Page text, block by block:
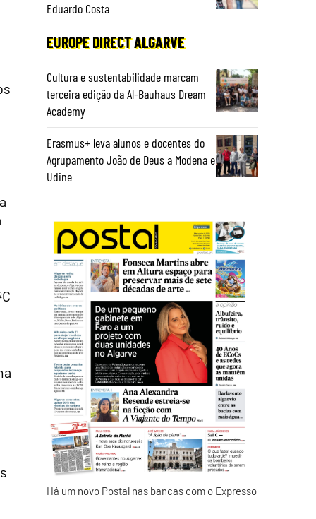
Eduardo Costa
EUROPE DIRECT ALGARVE
Cultura e sustentabilidade marcam
terceira edição da Al-Bauhaus Dream
Academy
Erasmus+ leva alunos e docentes do
Agrupamento João de Deus a Modena e
Udine
Há um novo Postal nas bancas com o Expresso